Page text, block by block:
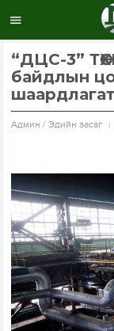
“ДЦС-3”
байдлын
Aдмин / Эдийн засаг